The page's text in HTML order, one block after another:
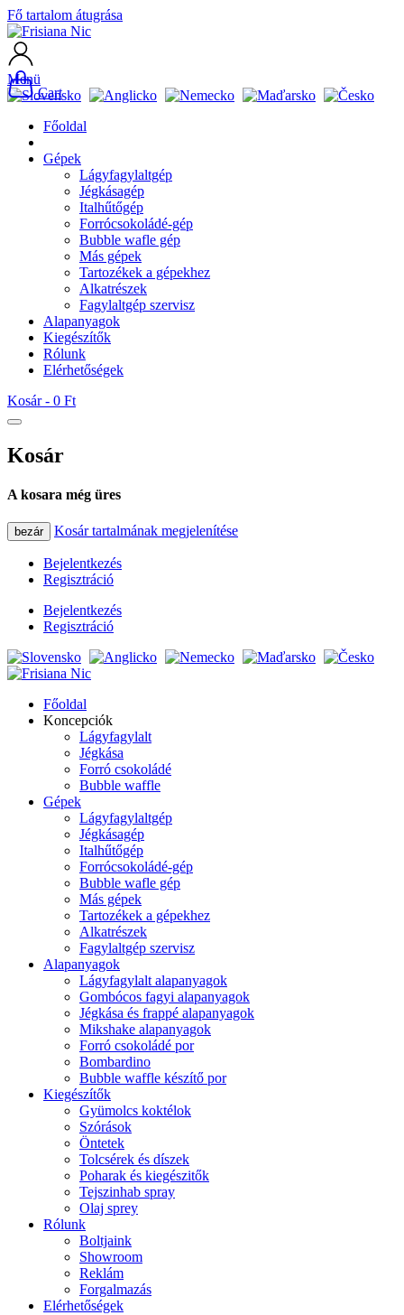
Fő tartalom átugrása
Cart
Menü
Főoldal
Gépek
Lágyfagylaltgép
Jégkásagép
Italhűtőgép
Forrócsokoládé-gép
Bubble wafle gép
Más gépek
Tartozékek a gépekhez
Alkatrészek
Fagylaltgép szervisz
Alapanyagok
Kiegészítők
Rólunk
Elérhetőségek
Kosár - 0 Ft
Kosár
A kosara még üres
bezár Kosár tartalmának megjelenítése
Bejelentkezés
Regisztráció
Bejelentkezés
Regisztráció
Főoldal
Koncepciók
Lágyfagylalt
Jégkása
Forró csokoládé
Bubble waffle
Gépek
Lágyfagylaltgép
Jégkásagép
Italhűtőgép
Forrócsokoládé-gép
Bubble wafle gép
Más gépek
Tartozékek a gépekhez
Alkatrészek
Fagylaltgép szervisz
Alapanyagok
Lágyfagylalt alapanyagok
Gombócos fagyi alapanyagok
Jégkása és frappé alapanyagok
Mikshake alapanyagok
Forró csokoládé por
Bombardino
Bubble waffle készítő por
Kiegészítők
Gyümolcs koktélok
Szórások
Öntetek
Tolcsérek és díszek
Poharak és kiegészitők
Tejszinhab spray
Olaj sprey
Rólunk
Boltjaink
Showroom
Reklám
Forgalmazás
Elérhetőségek